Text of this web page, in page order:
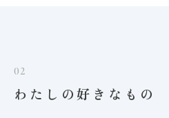
02
わたしの好きなもの